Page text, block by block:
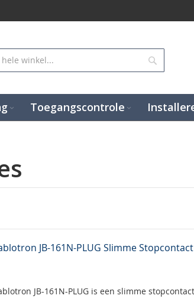
Toegangscontrole
JB-161N-PLUG Slimme
JB-161N-PLUG is een slimme